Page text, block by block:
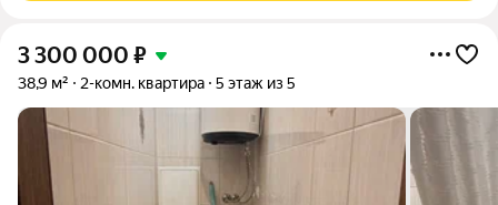
3 300 000 ₽
38,9 м² 2-комн. квартира 5 этаж из 5